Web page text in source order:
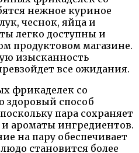
нежное куриное
чеснок, яйца и
легко доступны и
продуктовом магазине.
изысканность
все ожидания.
фрикаделек со
здоровый способ
пара сохраняет
ароматы ингредиентов.
на пару обеспечивает
становится более